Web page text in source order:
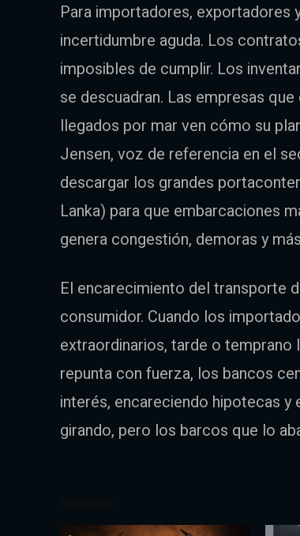
Para importadores,
incertidumbre aguda. Los
imposibles de cumplir. Los
se descuadran. Las empresas
llegados por mar ven cómo su
Jensen, voz de referencia en el
descargar los grandes
Lanka) para que embarcaciones
genera congestión, demoras y
El encarecimiento del transporte
consumidor. Cuando los
extraordinarios, tarde o temprano
repunta con fuerza, los bancos
interés, encareciendo hipotecas y
girando, pero los barcos que lo